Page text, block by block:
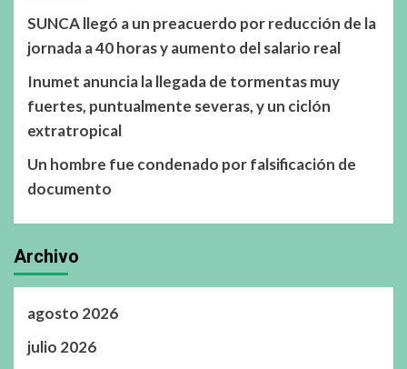
SUNCA llegó a un preacuerdo por reducción de la
jornada a 40 horas y aumento del salario real
Inumet anuncia la llegada de tormentas muy
fuertes, puntualmente severas, y un ciclón
extratropical
Un hombre fue condenado por falsificación de
documento
Archivo
agosto 2026
julio 2026